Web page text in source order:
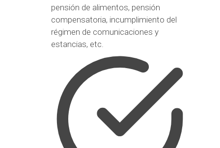
pensión de alimentos, pensión
compensatoria, incumplimiento del
régimen de comunicaciones y
estancias, etc.